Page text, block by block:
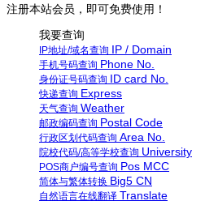
注册本站会员，即可免费使用！
我要查询
IP地址/域名查询 IP / Domain
手机号码查询 Phone No.
身份证号码查询 ID card No.
快递查询 Express
天气查询 Weather
邮政编码查询 Postal Code
行政区划代码查询 Area No.
院校代码/高等学校查询 University
POS商户编号查询 Pos MCC
简体与繁体转换 Big5 CN
自然语言在线翻译 Translate